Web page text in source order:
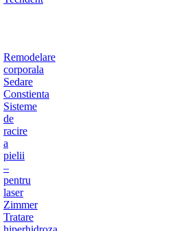
Remodelare
corporala
Sedare
Constienta
Sisteme
de
racire
a
pielii
–
pentru
laser
Zimmer
Tratare